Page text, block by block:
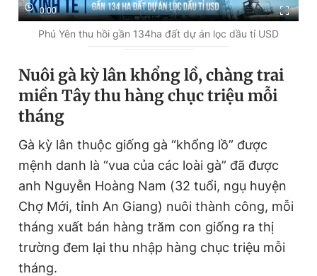
0:00
Phú Yên thu hồi gần 134ha đất dự án lọc dầu tỉ USD
Nuôi gà kỳ lân khổng lồ, chàng trai
miền Tây thu hàng chục triệu mỗi
tháng
Gà kỳ lân thuộc giống gà “khổng lồ” được
mệnh danh là “vua của các loài gà” đã được
anh Nguyễn Hoàng Nam (32 tuổi, ngụ huyện
Chợ Mới, tỉnh An Giang) nuôi thành công, mỗi
tháng xuất bán hàng trăm con giống ra thị
trường đem lại thu nhập hàng chục triệu mỗi
tháng.